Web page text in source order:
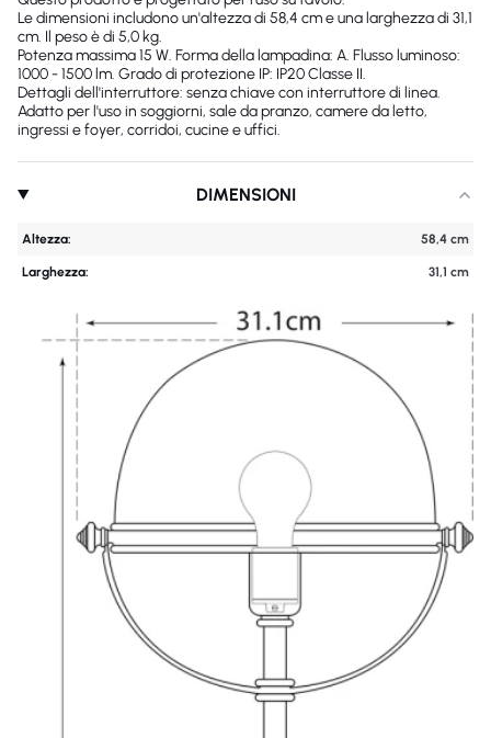
Le dimensioni includono un'altezza di 58,4 cm e una larghezza di 31,1
cm. Il peso è di 5,0 kg.
Potenza massima 15 W. Forma della lampadina: A. Flusso luminoso:
1000 - 1500 lm. Grado di protezione IP: IP20 Classe II.
Dettagli dell'interruttore: senza chiave con interruttore di linea.
Adatto per l'uso in soggiorni, sale da pranzo, camere da letto,
ingressi e foyer, corridoi, cucine e uffici.
DIMENSIONI
Altezza: 58,4 cm
Larghezza: 31,1 cm